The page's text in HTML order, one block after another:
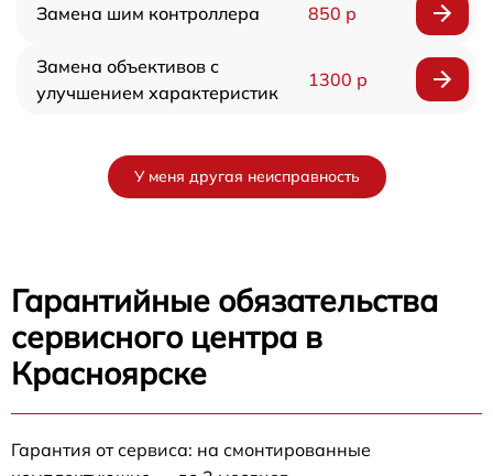
Замена шим контроллера 850 р
Замена объективов с
улучшением характеристик
1300 р
У меня другая неисправность
Гарантийные обязательства
сервисного центра в
Красноярске
Гарантия от сервиса: на смонтированные